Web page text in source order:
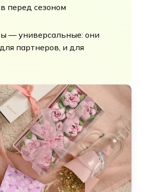
перед сезоном
— универсальные: они
партнеров, и для